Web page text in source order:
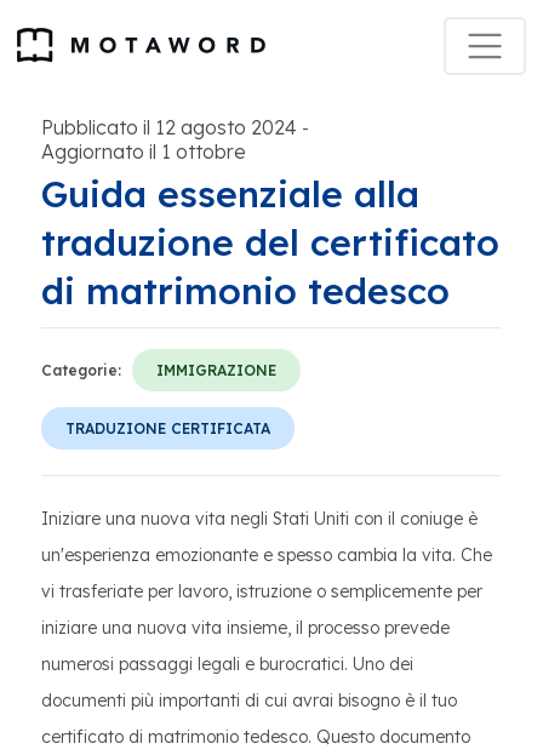
Pubblicato il 12 agosto 2024 -
Aggiornato il 1 ottobre
Guida essenziale alla
traduzione del certificato
di matrimonio tedesco
Categorie: IMMIGRAZIONE
TRADUZIONE CERTIFICATA
Iniziare una nuova vita negli Stati Uniti con il coniuge è
un'esperienza emozionante e spesso cambia la vita. Che
vi trasferiate per lavoro, istruzione o semplicemente per
iniziare una nuova vita insieme, il processo prevede
numerosi passaggi legali e burocratici. Uno dei
documenti più importanti di cui avrai bisogno è il tuo
certificato di matrimonio tedesco. Questo documento